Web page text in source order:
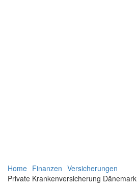
Navigation
verbergen
Navigation
verbergen
Home Finanzen Versicherungen
Private Krankenversicherung Dänemark